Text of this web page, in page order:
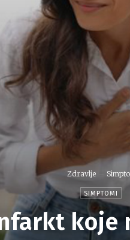
Zdravlje
SIMPTOMI
koje